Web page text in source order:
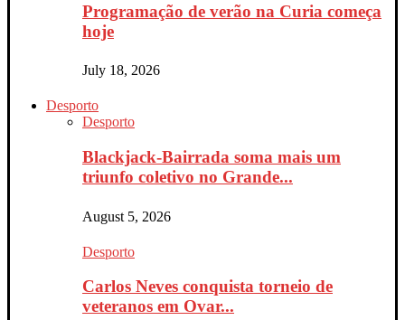
Programação de verão na Curia começa
hoje
July 18, 2026
Desporto
Desporto
Blackjack-Bairrada soma mais um
triunfo coletivo no Grande...
August 5, 2026
Desporto
Carlos Neves conquista torneio de
veteranos em Ovar...